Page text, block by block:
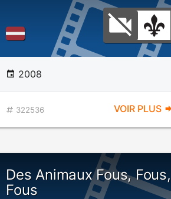
2008
322536 VOIR PLUS
Des Animaux Fous, Fous,
Fous